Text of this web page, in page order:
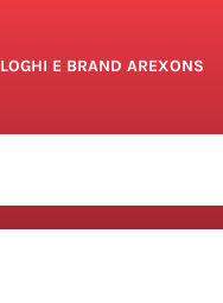
LOGHI E BRAND AREXONS